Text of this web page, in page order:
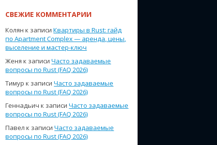
СВЕЖИЕ КОММЕНТАРИИ
Колян к записиКвартиры в Rust: гайд
по Apartment Complex — аренда, цены,
выселение и мастер-ключ
Женя к записиЧасто задаваемые
вопросы по Rust (FAQ 2026)
Тимур к записиЧасто задаваемые
вопросы по Rust (FAQ 2026)
Геннадьич к записиЧасто задаваемые
вопросы по Rust (FAQ 2026)
Павел к записиЧасто задаваемые
вопросы по Rust (FAQ 2026)